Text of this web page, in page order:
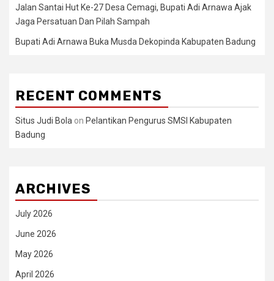
Jalan Santai Hut Ke-27 Desa Cemagi, Bupati Adi Arnawa Ajak
Jaga Persatuan Dan Pilah Sampah
Bupati Adi Arnawa Buka Musda Dekopinda Kabupaten Badung
RECENT COMMENTS
Situs Judi Bola on Pelantikan Pengurus SMSI Kabupaten
Badung
ARCHIVES
July 2026
June 2026
May 2026
April 2026